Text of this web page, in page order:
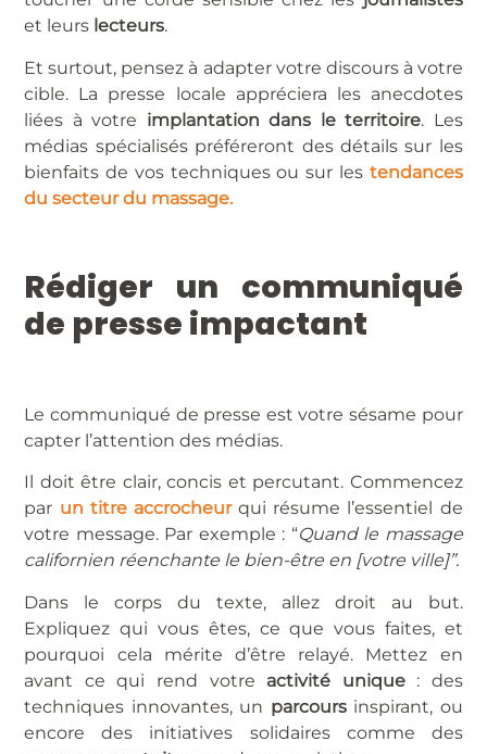
et leurs lecteurs.
Et surtout, pensez à adapter votre discours à votre
cible. La presse locale appréciera les anecdotes
liées à votre implantation dans le territoire. Les
médias spécialisés préféreront des détails sur les
bienfaits de vos techniques ou sur les tendances
du secteur du massage.
Rédiger un communiqué
de presse impactant
Le communiqué de presse est votre sésame pour
capter l’attention des médias.
Il doit être clair, concis et percutant. Commencez
par un titre accrocheurqui résume l’essentiel de
votre message. Par exemple : “Quand le massage
californien réenchante le bien-être en [votre ville]”.
Dans le corps du texte, allez droit au but.
Expliquez qui vous êtes, ce que vous faites, et
pourquoi cela mérite d’être relayé. Mettez en
avant ce qui rend votre activité unique: des
techniques innovantes, un parcoursinspirant, ou
encore des initiatives solidaires comme des